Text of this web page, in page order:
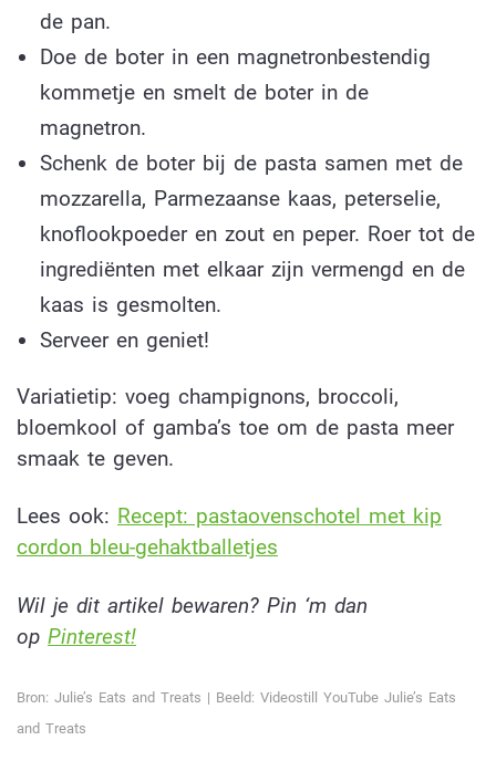
de pan.
Doe de boter in een magnetronbestendig
kommetje en smelt de boter in de
magnetron.
Schenk de boter bij de pasta samen met de
mozzarella, Parmezaanse kaas, peterselie,
knoflookpoeder en zout en peper. Roer tot de
ingrediënten met elkaar zijn vermengd en de
kaas is gesmolten.
Serveer en geniet!
Variatietip: voeg champignons, broccoli,
bloemkool of gamba’s toe om de pasta meer
smaak te geven.
Lees ook: Recept: pastaovenschotel met kip
cordon bleu-gehaktballetjes
Wil je dit artikel bewaren? Pin ‘m dan
op Pinterest!
Bron: Julie’s Eats and Treats | Beeld: Videostill YouTube Julie’s Eats
and Treats